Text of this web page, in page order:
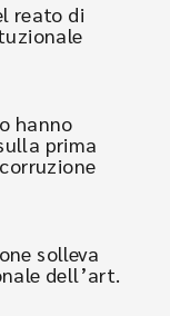
reato di
hanno
prima
solleva
dell’art.